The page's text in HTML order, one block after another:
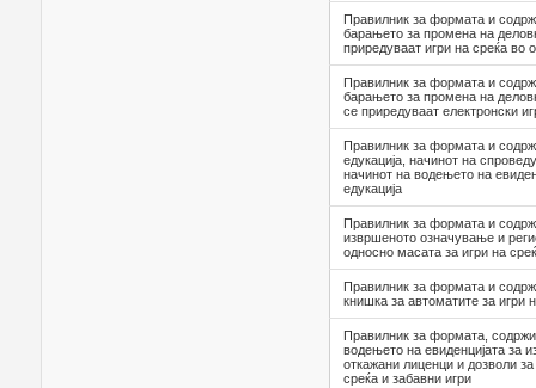
Правилник за формата и
барањето за промена на
приредуваат игри на среќа во
Правилник за формата и
барањето за промена на
се приредуваат електронски
Правилник за формата и
едукација, начинот на
начинот на водењето на
едукација
Правилник за формата и
извршеното означување и
односно масата за игри на
Правилник за формата и
книшка за автоматите за игри
Правилник за формата,
водењето на евиденцијата за
откажани лиценци и дозволи
среќа и забавни игри